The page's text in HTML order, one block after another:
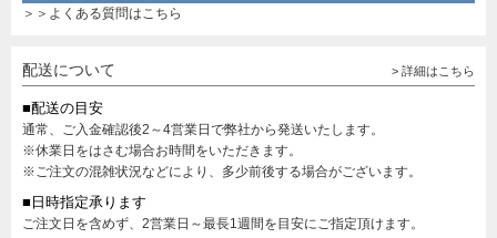
＞＞よくある質問はこちら
配送について > 詳細はこちら
■配送の目安
通常、ご入金確認後2～4営業日で弊社から発送いたします。
※休業日をはさむ場合お時間をいただきます。
※ご注文の混雑状況などにより、多少前後する場合がございます。
■日時指定承ります
ご注文日を含めず、2営業日～最長1週間を目安にご指定頂けます。